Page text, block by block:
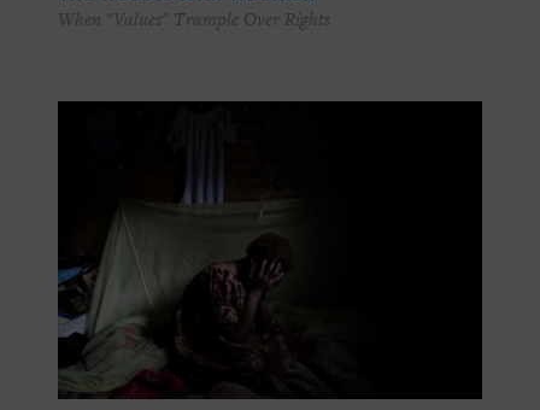
When "Values" Trample Over Rights